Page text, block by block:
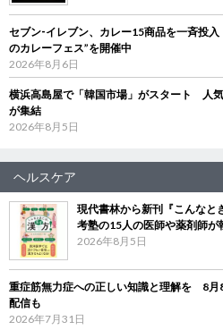
セブン‐イレブン、カレー15商品を一斉投
のカレーフェス”を開催中
2026年8月6日
横浜高島屋で「韓国市場」がスタート 人
が集結
2026年8月5日
ヘルスケア
現代書林から新刊『こんな
考塾の15人の医師や薬剤師が
2026年8月5日
重症筋無力症への正しい知識と理解を 8月
配信も
2026年7月31日